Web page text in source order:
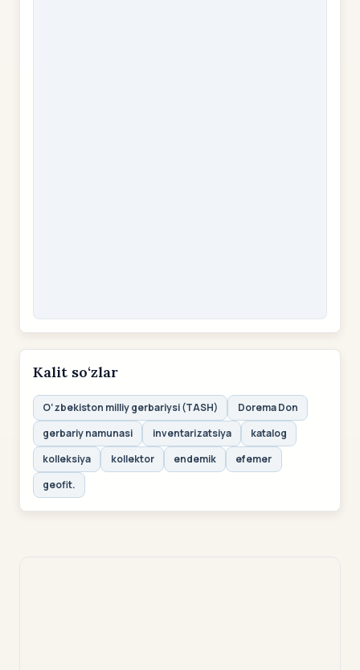
Kalit so‘zlar
O‘zbekiston milliy gerbariysi (TASH)
Dorema Don
gerbariy namunasi
inventarizatsiya
katalog
kolleksiya
kollektor endemik
efemer
geofit.